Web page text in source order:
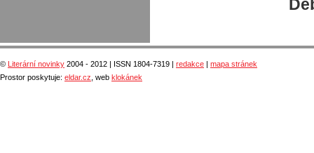
© Literární novinky 2004 - 2012 | ISSN 1804-7319 | redakce
mapa stránek
Prostor poskytuje: eldar.cz , web klokánek